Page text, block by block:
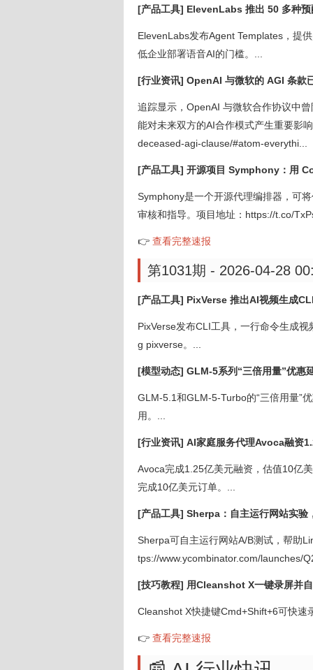
[产品工具] ElevenLabs 推出 50 多种预
ElevenLabs发布Agent Templates，提
低企业部署语音AI的门槛。...
[行业资讯] OpenAI 与微软的 AGI 条款
追踪显示，OpenAI 与微软合作协议中
能对未来双方的AI合作模式产生重要影
deceased-agi-clause/#atom-everythi...
[产品工具] 开源项目 Symphony：用
Symphony是一个开源代理编排器，可
审核和指导。项目地址：https://t.co/
👉 查看完整速报
第1031期 - 2026-04-28
[产品工具] PixVerse 推出AI视频生成
PixVerse发布CLI工具，一行命令生成
g pixverse。...
[模型动态] GLM-5系列“三倍用量”优惠
GLM-5.1和GLM-5-Turbo的“三倍用量”
用。...
[行业资讯] AI家庭服务代理Avoca融资
Avoca完成1.25亿美元融资，估值10亿
完成10亿美元订单。...
[产品工具] Sherpa：自主运行网站实验
Sherpa可自主运行网站A/B测试，帮助
tps://www.ycombinator.com/launches/
[技巧教程] 用Cleanshot X一键录屏并
Cleanshot X快捷键Cmd+Shift+6可快速
👉 查看完整速报